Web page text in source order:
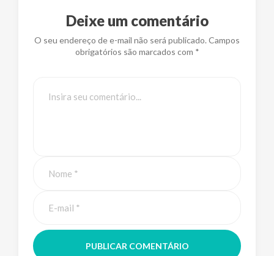
Deixe um comentário
O seu endereço de e-mail não será publicado. Campos
obrigatórios são marcados com *
PUBLICAR COMENTÁRIO